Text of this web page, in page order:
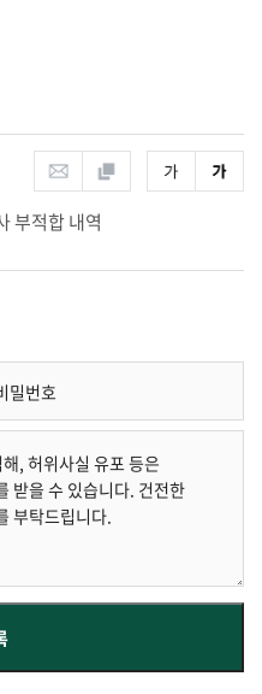
부적합 내역